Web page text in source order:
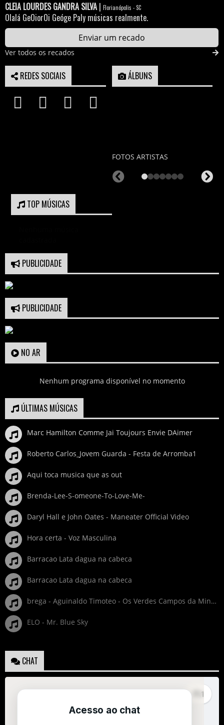
CLEIA LOURDES GANDRA SILVA| Florianópolis - SC
Olalá GeOiorOi Geóge Paly músicas realmente.
Enviar um recado
Ver todos os recados
REDES SOCIAIS ÁLBUNS
FOTOS ARTISTAS
TOP MÚSICAS
PUBLICIDADE
PUBLICIDADE
NO AR
Nenhum programa disponível no momento
ÚLTIMAS MÚSICAS
Marc Hamilton Comme Jai Toujours Envie DAimer
Roberto Carlos_Jovem Guarda - Festa de Arromba1
Aqui toca musica que as out
Brenda-Lee-S-omeone-To-Love-Me-
Daryl Hall e John Oates - Maneater Official Video
Hora certa - Voz Masculina
Barracao Lata dagua na cabeca
Barracao Lata dagua na cabeca
brega - Aguinaldo Timoteo - Os Verdes Campos da Minha Terra
ELO - Mr. Blue Sky
CHAT